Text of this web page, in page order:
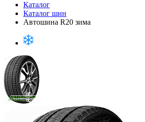
Каталог
Каталог шин
Автошина R20 зима